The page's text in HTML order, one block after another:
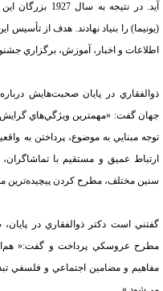
آيد. در نتيجه به
را بنياد نهادند. هدف از تأسيس
و اخبار، آموزش، برگزاري
در پايان صحبت‌هايش
گفت: «مهمترين ويژگي‌هاي
مبنايي به موضوع، پرداختن به
عميق و مستقيم با
مختلف، مطرح كردن پيچيده‌ترين
است دكتر ذوالفقاري در پايان،‌
عروسكي پرداخت و گفت:«
و مضامين اجتماعي و فلسفي